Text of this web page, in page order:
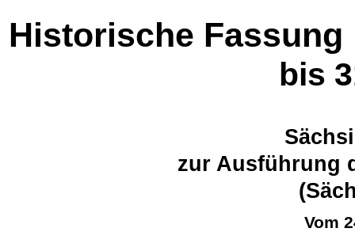
Historische Fassung
bis
zur Ausführung
Vom